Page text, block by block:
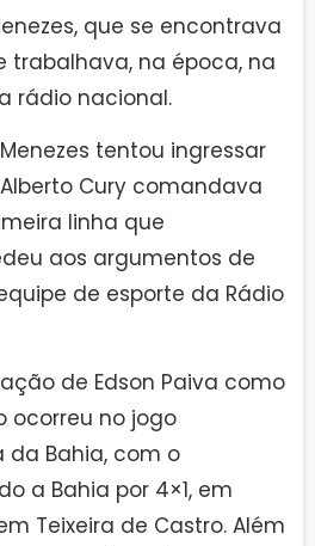
que se encontrava
trabalhava, na época, na
rádio nacional.
tentou ingressar
Cury comandava
linha que
aos argumentos de
de esporte da Rádio
de Edson Paiva como
ocorreu no jogo
da Bahia, com o
a Bahia por 4×1, em
Teixeira de Castro. Além